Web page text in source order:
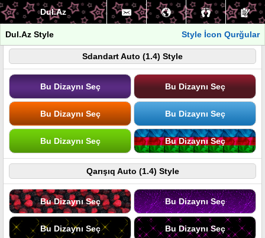
Dul.Az
Dul.Az Style Style İcon Qurğular
Sdandart Auto (1.4) Style
Bu Dizaynı Seç Bu Dizaynı Seç
Bu Dizaynı Seç Bu Dizaynı Seç
Bu Dizaynı Seç Bu Dizaynı Seç
Qarışıq Auto (1.4) Style
Bu Dizaynı Seç Bu Dizaynı Seç
Bu Dizaynı Seç Bu Dizaynı Seç